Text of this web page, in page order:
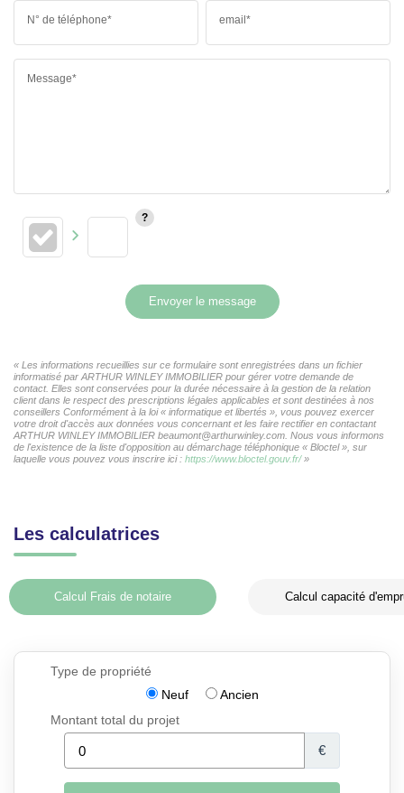
N° de téléphone* email*
Message*
Envoyer le message
« Les informations recueillies sur ce formulaire sont enregistrées dans un fichier
informatisé par ARTHUR WINLEY IMMOBILIER pour gérer votre demande de
contact. Elles sont conservées pour la durée nécessaire à la gestion de la relation
client dans le respect des prescriptions légales applicables et sont destinées à nos
conseillers Conformément à la loi « informatique et libertés », vous pouvez exercer
votre droit d'accès aux données vous concernant et les faire rectifier en contactant
ARTHUR WINLEY IMMOBILIER beaumont@arthurwinley.com. Nous vous informons
de l'existence de la liste d'opposition au démarchage téléphonique « Bloctel », sur
laquelle vous pouvez vous inscrire ici : https://www.bloctel.gouv.fr/»
Les calculatrices
Calcul Frais de notaire Calcul capacité